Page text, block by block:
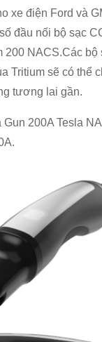
xe điện Ford và
đầu nối bộ sạc
200 NACS.Các bộ
Tritium sẽ có thể
tương lai gần.
Gun 200A Tesla